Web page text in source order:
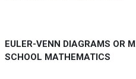
EULER-VENN DIAGRAMS OR
SCHOOL MATHEMATICS